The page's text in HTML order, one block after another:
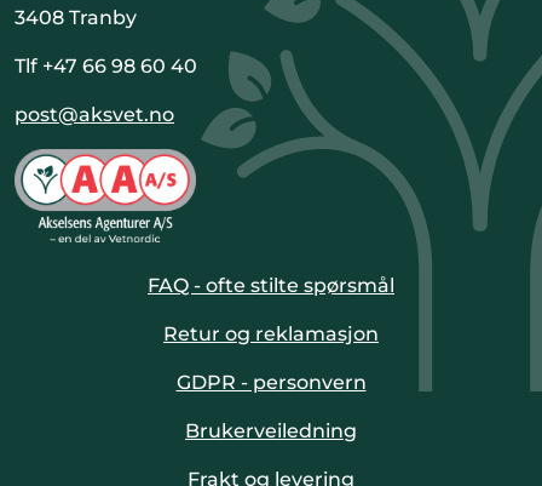
3408 Tranby
Tlf +47 66 98 60 40
post@aksvet.no
FAQ - ofte stilte spørsmål
Retur og reklamasjon
GDPR - personvern
Brukerveiledning
Frakt og levering